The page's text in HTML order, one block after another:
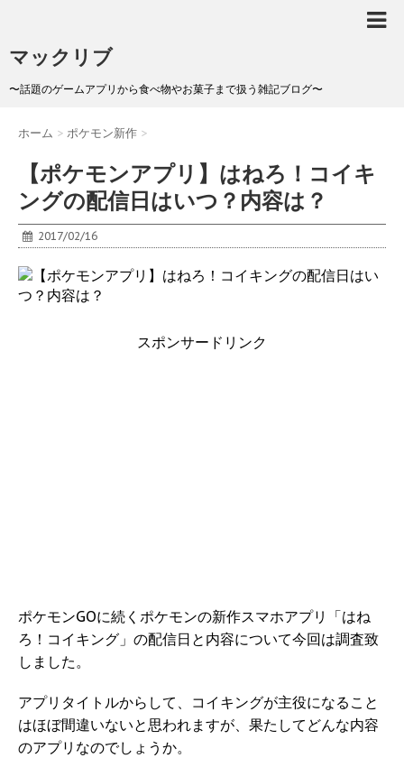
マックリブ
〜話題のゲームアプリから食べ物やお菓子まで扱う雑記ブログ〜
ホーム > ポケモン新作 >
【ポケモンアプリ】はねろ！コイキ
ングの配信日はいつ？内容は？
2017/02/16
スポンサードリンク
ポケモンGOに続くポケモンの新作スマホアプリ「はね
ろ！コイキング」の配信日と内容について今回は調査致
しました。
アプリタイトルからして、コイキングが主役になること
はほぼ間違いないと思われますが、果たしてどんな内容
のアプリなのでしょうか。